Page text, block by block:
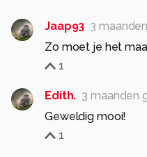
Jaap93 3
Zo moet je het
1
Edith. 3 maanden
Geweldig mooi!
1